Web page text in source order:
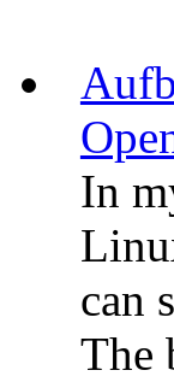
In
can
The